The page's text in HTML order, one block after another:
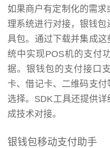
如果商户有定制化的需
理系统进行对接，银钱
具包。通过下载并集成
统中实现POS机的支付
据。银钱包的支付接口
卡、借记卡、二维码支
选择。SDK工具还提供
成技术对接。
银钱包移动支付助手